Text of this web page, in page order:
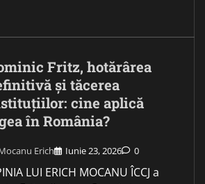
Fritz, hotărârea
și tăcerea
cine aplică
în România?
Erich Iunie 23, 2026 0
LUI ERICH MOCANU ÎCCJ a